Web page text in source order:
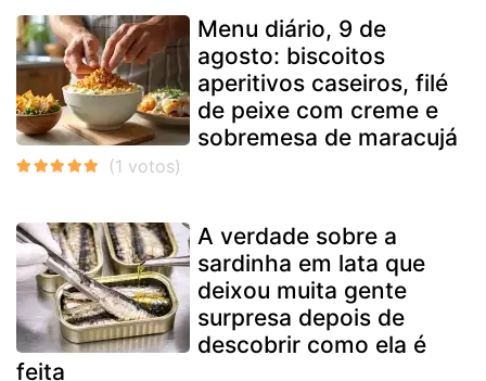
Menu diário, 9 de
agosto: biscoitos
aperitivos caseiros, filé
de peixe com creme e
sobremesa de maracujá
A verdade sobre a
sardinha em lata que
deixou muita gente
surpresa depois de
descobrir como ela é
feita